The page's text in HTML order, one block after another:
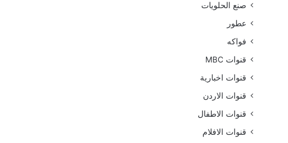
صنع الحلويات
عطور
فواكه
قنوات MBC
قنوات اخبارية
قنوات الاردن
قنوات الاطفال
قنوات الافلام